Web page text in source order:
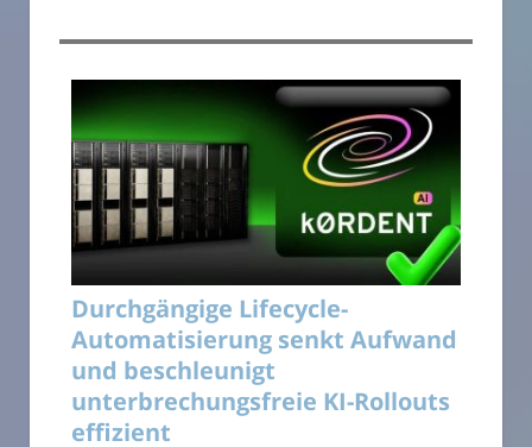
Durchgängige Lifecycle-
Automatisierung senkt Aufwand
und beschleunigt
unterbrechungsfreie KI-Rollouts
effizient